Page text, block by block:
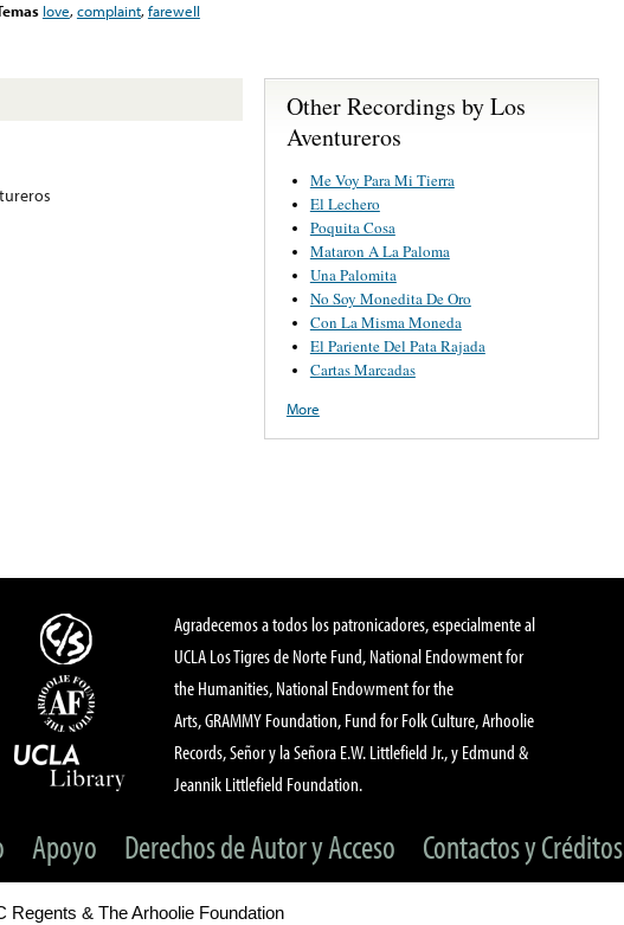
love,complaint,farewell
Other Recordings by Los
Aventureros
Me Voy Para Mi Tierra
El Lechero
Poquita Cosa
Mataron A La Paloma
Una Palomita
No Soy Monedita De Oro
Con La Misma Moneda
El Pariente Del Pata Rajada
Cartas Marcadas
More
Agradecemos a todos los patronicadores, especialmente al
UCLA Los Tigres de Norte Fund, National Endowment for
the Humanities, National Endowment for the
Arts, GRAMMY Foundation, Fund for Folk Culture, Arhoolie
Records, Señor y la Señora E.W. Littlefield Jr., y Edmund &
Jeannik Littlefield Foundation.
Apoyo Derechos de Autor y Acceso Contactos y Créditos
Regents & The Arhoolie Foundation